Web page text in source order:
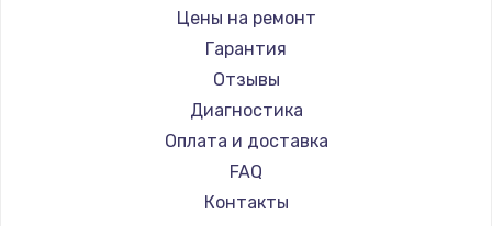
Kodak
Blackmagic
Цены на ремонт
Гарантия
Отзывы
Диагностика
Оплата и доставка
FAQ
Контакты